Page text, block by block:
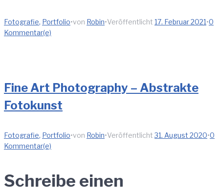
Fotografie, Portfolio•von Robin•Veröffentlicht 17. Februar 2021•0
Kommentar(e)
Fine Art Photography – Abstrakte
Fotokunst
Fotografie, Portfolio•von Robin•Veröffentlicht31. August 2020•0
Kommentar(e)
Schreibe einen